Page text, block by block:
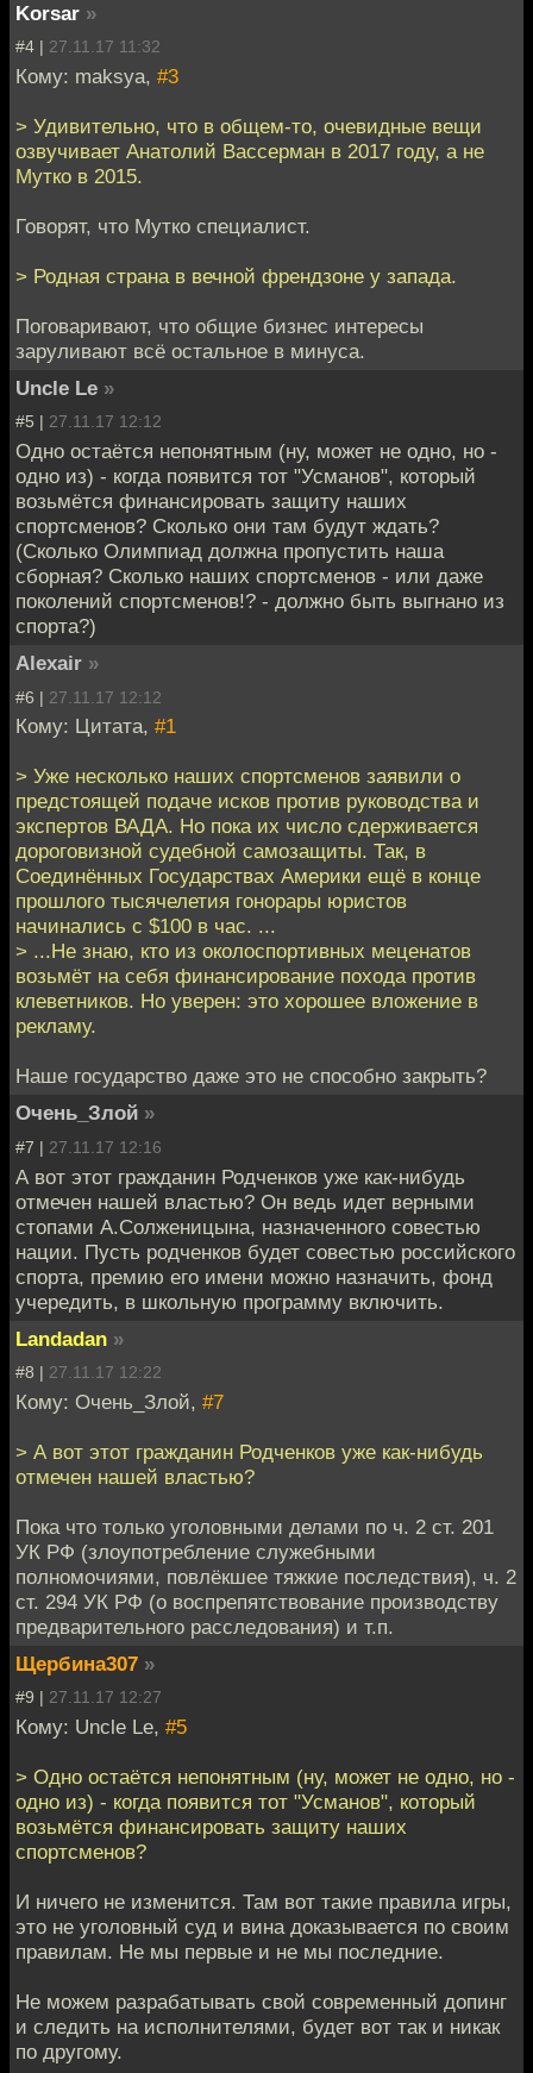
Korsar »
#4 | 27.11.17 11:32
Кому: maksya, #3
> Удивительно, что в общем-то, очевидные вещи
озвучивает Анатолий Вассерман в 2017 году, а не
Мутко в 2015.
Говорят, что Мутко специалист.
> Родная страна в вечной френдзоне у запада.
Поговаривают, что общие бизнес интересы
заруливают всё остальное в минуса.
Uncle Le »
#5 | 27.11.17 12:12
Одно остаётся непонятным (ну, может не одно, но -
одно из) - когда появится тот "Усманов", который
возьмётся финансировать защиту наших
спортсменов? Сколько они там будут ждать?
(Сколько Олимпиад должна пропустить наша
сборная? Сколько наших спортсменов - или даже
поколений спортсменов!? - должно быть выгнано из
спорта?)
Alexair »
#6 | 27.11.17 12:12
Кому: Цитата, #1
> Уже несколько наших спортсменов заявили о
предстоящей подаче исков против руководства и
экспертов ВАДА. Но пока их число сдерживается
дороговизной судебной самозащиты. Так, в
Соединённых Государствах Америки ещё в конце
прошлого тысячелетия гонорары юристов
начинались с $100 в час. ...
> ...Не знаю, кто из околоспортивных меценатов
возьмёт на себя финансирование похода против
клеветников. Но уверен: это хорошее вложение в
рекламу.
Наше государство даже это не способно закрыть?
Очень_Злой »
#7 | 27.11.17 12:16
А вот этот гражданин Родченков уже как-нибудь
отмечен нашей властью? Он ведь идет верными
стопами А.Солженицына, назначенного совестью
нации. Пусть родченков будет совестью российского
спорта, премию его имени можно назначить, фонд
учередить, в школьную программу включить.
Landadan »
#8 | 27.11.17 12:22
Кому: Очень_Злой, #7
> А вот этот гражданин Родченков уже как-нибудь
отмечен нашей властью?
Пока что только уголовными делами по ч. 2 ст. 201
УК РФ (злоупотребление служебными
полномочиями, повлёкшее тяжкие последствия), ч. 2
ст. 294 УК РФ (о воспрепятствование производству
предварительного расследования) и т.п.
Щербина307 »
#9 | 27.11.17 12:27
Кому: Uncle Le, #5
> Одно остаётся непонятным (ну, может не одно, но -
одно из) - когда появится тот "Усманов", который
возьмётся финансировать защиту наших
спортсменов?
И ничего не изменится. Там вот такие правила игры,
это не уголовный суд и вина доказывается по своим
правилам. Не мы первые и не мы последние.
Не можем разрабатывать свой современный допинг
и следить на исполнителями, будет вот так и никак
по другому.